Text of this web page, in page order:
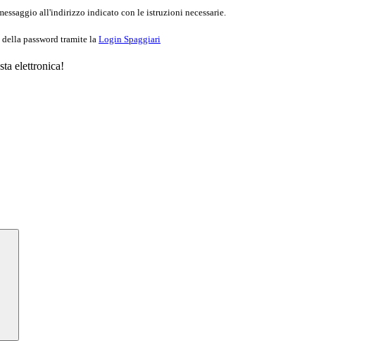
all'indirizzo indicato con le istruzioni necessarie.
password tramite la Login Spaggiari
elettronica!